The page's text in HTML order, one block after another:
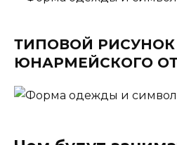
ТИПОВОЙ
ЮНАРМЕЙСКОГО